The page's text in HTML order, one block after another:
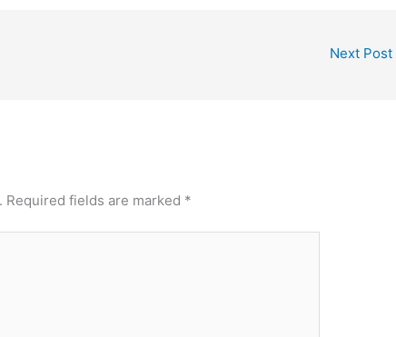
Next Post
Required fields are marked *